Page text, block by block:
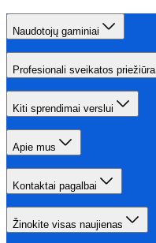
Naudotojų gaminiai
Profesionali sveikatos priežiūra
Kiti sprendimai verslui
Apie mus
Kontaktai pagalbai
Žinokite visas naujienas